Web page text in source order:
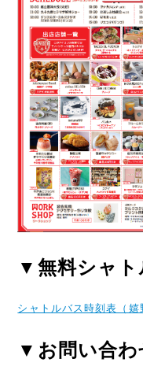
▼無料シャト
シャトルバス時刻表（嬉
▼お問い合わ